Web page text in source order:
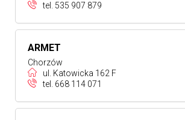
tel. 535 907 879
ARMET
Chorzów
ul. Katowicka 162 F
tel. 668 114 071